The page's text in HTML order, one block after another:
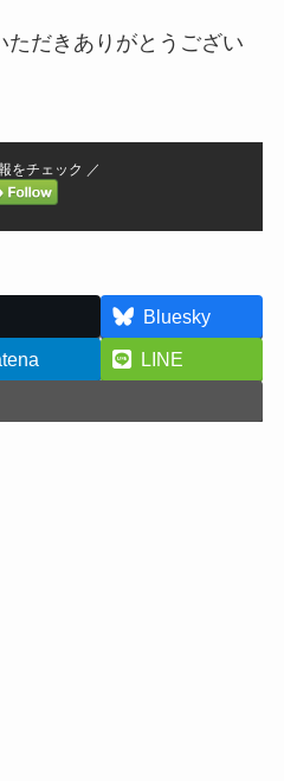
だきありがとうござい
をチェック ／
Bluesky
LINE